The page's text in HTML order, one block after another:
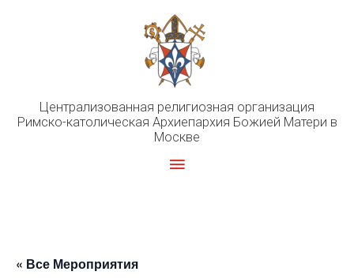
Централизованная религиозная организация
Римско-католическая Архиепархия Божией Матери в
Москве
Главное
« Все Мероприятия